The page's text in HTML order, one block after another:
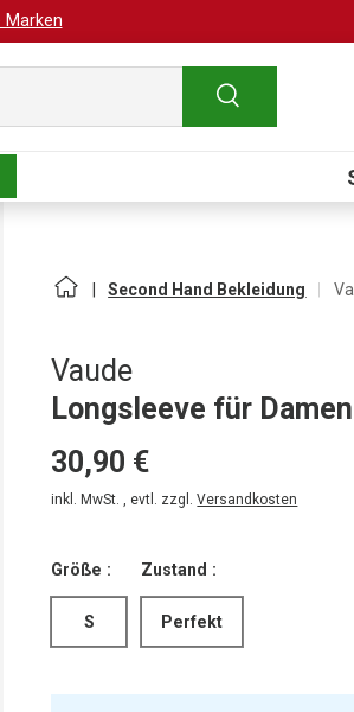
Marken
Suchen
Second Hand Bekleidung
Vaude
Longsleeve für Damen
30,90 €
inkl. MwSt. , evtl. zzgl.Versandkosten
Größe :
S
Zustand :
Perfekt